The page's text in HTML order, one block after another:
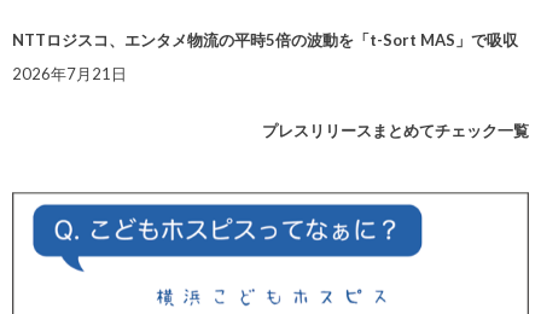
NTTロジスコ、エンタメ物流の平時5倍の波動を「t-Sort MAS」で吸収
2026年7月21日
プレスリリースまとめてチェック一覧